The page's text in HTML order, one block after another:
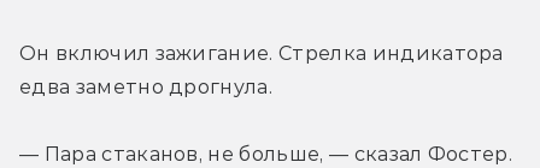
Он включил зажигание. Стрелка индикатора
едва заметно дрогнула.
— Пара стаканов, не больше, — сказал Фостер.